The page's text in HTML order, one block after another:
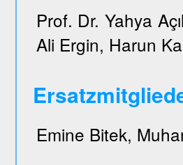
Prof. Dr. Yahya
Ali Ergin, Harun
Emine Bitek,